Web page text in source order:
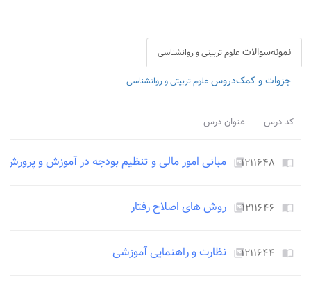
نمونه‌سوالات علوم تربیتی و روانشناسی
جزوات و کمک‌دروس علوم تربیتی و روانشناسی
کد درس عنوان درس
import_contacts ۱۲۱۱۶۴۸picture_as_pdf مبانی امور مالی و تنظیم بودجه در آموزش و پرورش
import_contacts ۱۲۱۱۶۴۶picture_as_pdf روش های اصلاح رفتار
import_contacts ۱۲۱۱۶۴۴picture_as_pdf نظارت و راهنمایی آموزشی